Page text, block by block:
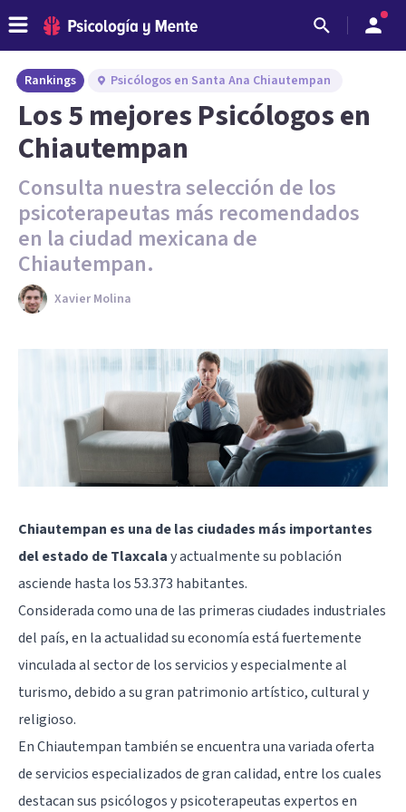
Rankings Psicólogos en Santa Ana Chiautempan
Los 5 mejores Psicólogos en
Chiautempan
Consulta nuestra selección de los
psicoterapeutas más recomendados
en la ciudad mexicana de
Chiautempan.
Xavier Molina
Chiautempan es una de las ciudades más importantes
del estado de Tlaxcalay actualmente su población
asciende hasta los 53.373 habitantes.
Considerada como una de las primeras ciudades industriales
del país, en la actualidad su economía está fuertemente
vinculada al sector de los servicios y especialmente al
turismo, debido a su gran patrimonio artístico, cultural y
religioso.
En Chiautempan también se encuentra una variada oferta
de servicios especializados de gran calidad, entre los cuales
destacan sus psicólogos y psicoterapeutas expertos en